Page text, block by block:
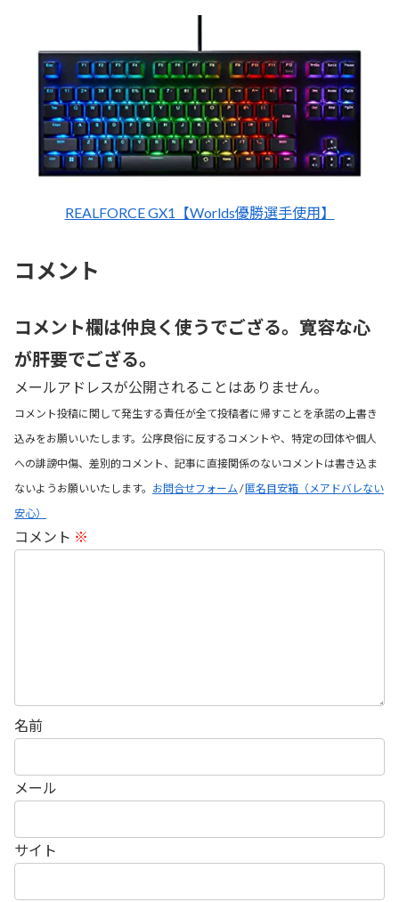
REALFORCE GX1【Worlds優勝選手使用】
コメント
コメント欄は仲良く使うでござる。寛容な心
が肝要でござる。
メールアドレスが公開されることはありません。
コメント投稿に関して発生する責任が全て投稿者に帰すことを承諾の上書き
込みをお願いいたします。公序良俗に反するコメントや、特定の団体や個人
への誹謗中傷、差別的コメント、記事に直接関係のないコメントは書き込ま
ないようお願いいたします。 お問合せフォーム /匿名目安箱（メアドバレない
安心）
コメント ※
名前
メール
サイト